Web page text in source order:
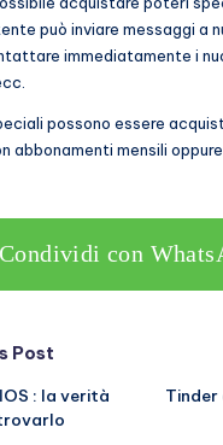
può inviare messaggi a
immediatamente i
possono essere
abbonamenti mensili oppure
Condividi con
Post
: la verità
Tinder